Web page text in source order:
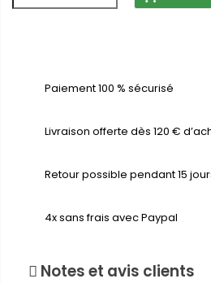
Paiement 100 % sécurisé
Livraison offerte dès 120 €
Retour possible pendant 15
4x sans frais avec Paypal
Notes et avis clients